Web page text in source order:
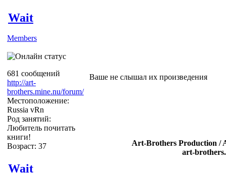
Wait
Members
681 сообщений
http://art-
brothers.mine.nu/forum/
Местоположение:
Russia vRn
Род занятий:
Любитель почитать
книги!
Возраст: 37
Ваше не слышал их произведения
Art-Brothers Production /
art-
Wait